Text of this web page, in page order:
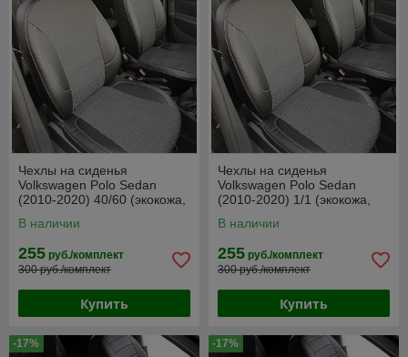
Чехлы на сиденья
Volkswagen Polo Sedan
(2010-2020) 40/60 (экокожа,
В наличии
255 руб./комплект
300 руб./комплект
Купить
Чехлы на сиденья
Volkswagen Polo Sedan
(2010-2020) 1/1 (экокожа,
В наличии
255 руб./комплект
300 руб./комплект
Купить
-17% -17%